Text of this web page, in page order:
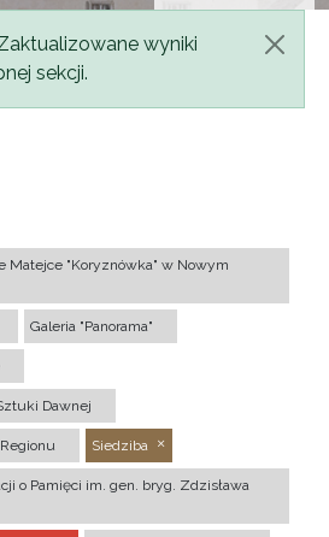
wyniki
sekcji.
Matejce "Koryznówka" w Nowym
Galeria "Panorama"
Dawnej
Siedziba
o Pamięci im. gen. bryg. Zdzisława